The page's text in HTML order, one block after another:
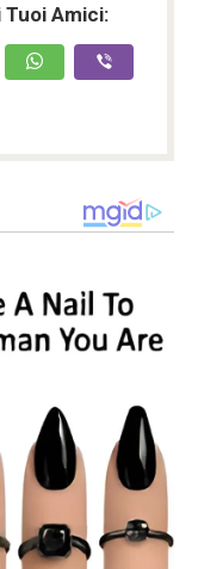
Tuoi Amici: